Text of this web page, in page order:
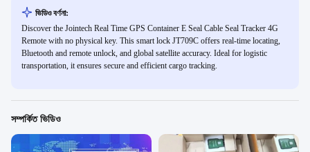
ভিডিও বর্ণনা:
Discover the Jointech Real Time GPS Container E Seal Cable Seal Tracker 4G
Remote with no physical key. This smart lock JT709C offers real-time locating,
Bluetooth and remote unlock, and global satellite accuracy. Ideal for logistic
transportation, it ensures secure and efficient cargo tracking.
সম্পর্কিত ভিডিও